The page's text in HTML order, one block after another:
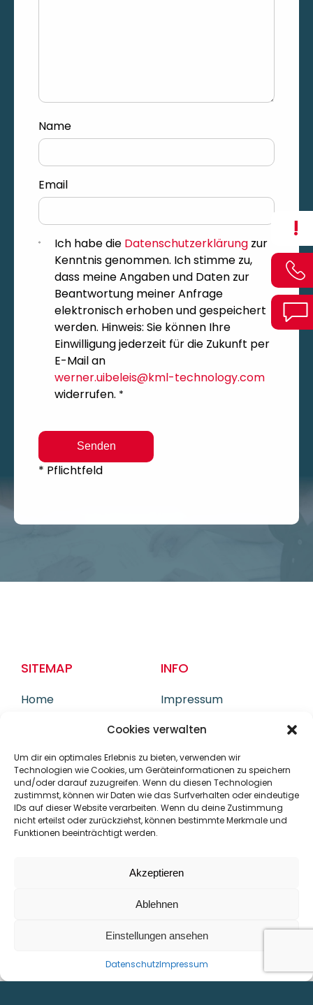
Cookies verwalten
Um dir ein optimales Erlebnis zu bieten, verwenden wir
Technologien wie Cookies, um Geräteinformationen zu speichern
und/oder darauf zuzugreifen. Wenn du diesen Technologien
zustimmst, können wir Daten wie das Surfverhalten oder eindeutige
IDs auf dieser Website verarbeiten. Wenn du deine Zustimmung
nicht erteilst oder zurückziehst, können bestimmte Merkmale und
Funktionen beeinträchtigt werden.
Akzeptieren
Ablehnen
Einstellungen ansehen
DatenschutzImpressum
!
Name
Email
Ich habe die Datenschutzerklärungzur
Kenntnis genommen. Ich stimme zu,
dass meine Angaben und Daten zur
Beantwortung meiner Anfrage
elektronisch erhoben und gespeichert
werden. Hinweis: Sie können Ihre
Einwilligung jederzeit für die Zukunft per
E-Mail an
werner.uibeleis@kml-technology.com
widerrufen. *
Senden
* Pflichtfeld
SITEMAP
Home
Karriere
Kontakt & Anfahrt
INFO
Impressum
Downloads
KONTAKT
Tel. +43 1 641 50 30-0